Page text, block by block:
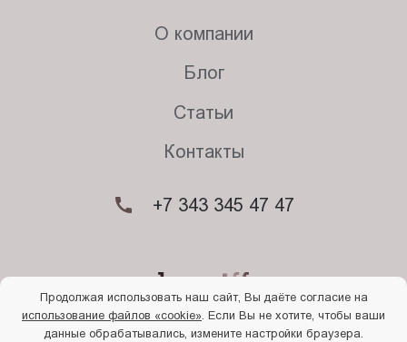
© 2026. Begriff
О компании
Блог
Статьи
Контакты
+7 343 345 47 47
Продолжая использовать наш сайт, Вы даёте согласие на
использование файлов «cookie» . Если Вы не хотите, чтобы ваши
данные обрабатывались, измените настройки браузера.